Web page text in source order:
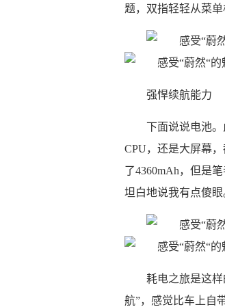
题，双指轻轻从菜
强悍续航能力
下面说说电池
CPU，还是大屏幕
了4360mAh，但是
坦白地说我有点傻眼
耗电之旅是这
航”，感觉比车上自